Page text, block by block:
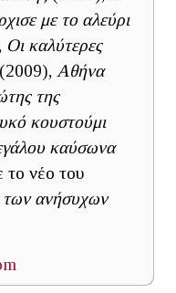
με το αλεύρι
Οι καλύτερες
Αθήνα
της
κουστούμι
καύσωνα
νέο του
των ανήσυχων